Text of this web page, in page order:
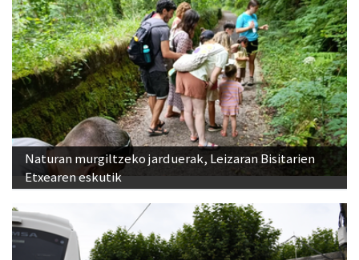
Naturan murgiltzeko jarduerak, Leizaran Bisitarien
Etxearen eskutik